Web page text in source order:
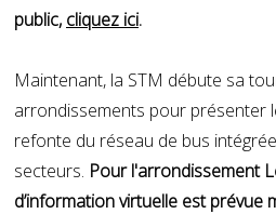
public, cliquez ici.
Maintenant, la STM débute sa
arrondissements pour présenter
refonte du réseau de bus
secteurs. Pour l'arrondissement
d’information virtuelle est prévue